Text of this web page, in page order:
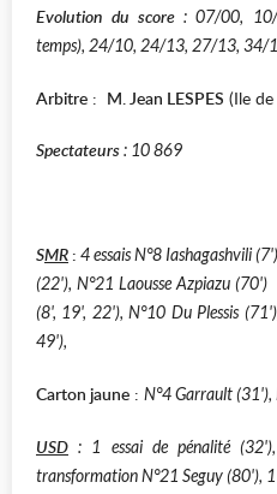
Evolution du score : 07/00,
temps), 24/10, 24/13, 27/13, 34/
Arbitre : M. Jean LESPES (Ile
Spectateurs: 10 869
SMR : 4 essais N°8 Iashagashvili
(22'), N°21 Laousse Azpiazu
(8', 19', 22'), N°10 Du Plessis
49'),
Carton jaune : N°4 Garrault
USD : 1 essai de pénalité
transformation N°21 Seguy (80'),